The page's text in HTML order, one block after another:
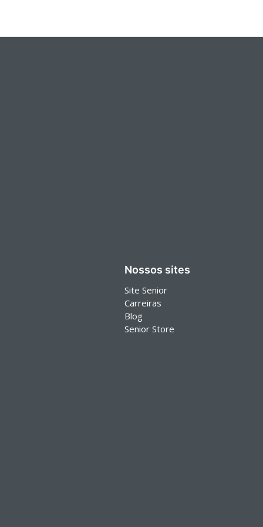
Nossos sites
Site Senior
Carreiras
Blog
Senior Store